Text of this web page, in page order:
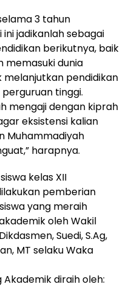
3 tahun
ini jadikanlah sebagai
berikutnya, baik
memasuki dunia
pendidikan
tinggi.
mengaji dengan kiprah
eksistensi kalian
Muhammadiyah
harapnya.
kelas XII
pemberian
yang meraih
oleh Wakil
Suedi, S.Ag,
MT selaku Waka
diraih oleh: